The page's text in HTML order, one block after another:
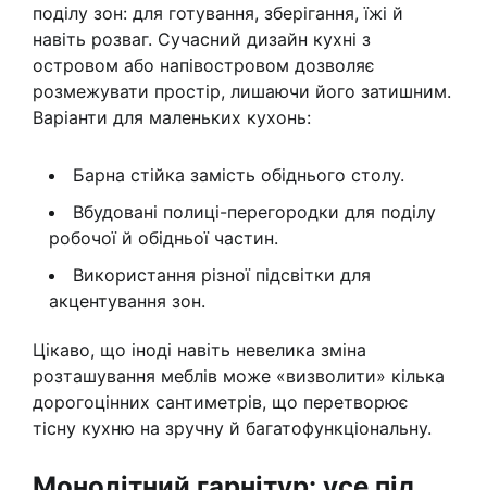
поділу зон: для готування, зберігання, їжі й
навіть розваг. Сучасний дизайн кухні з
островом або напівостровом дозволяє
розмежувати простір, лишаючи його затишним.
Варіанти для маленьких кухонь:
Барна стійка замість обіднього столу.
Вбудовані полиці-перегородки для поділу
робочої й обідньої частин.
Використання різної підсвітки для
акцентування зон.
Цікаво, що іноді навіть невелика зміна
розташування меблів може «визволити» кілька
дорогоцінних сантиметрів, що перетворює
тісну кухню на зручну й багатофункціональну.